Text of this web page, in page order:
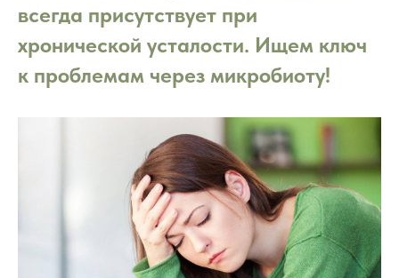
всегда присутствует при
хронической усталости. Ищем ключ
к проблемам через микробиоту!